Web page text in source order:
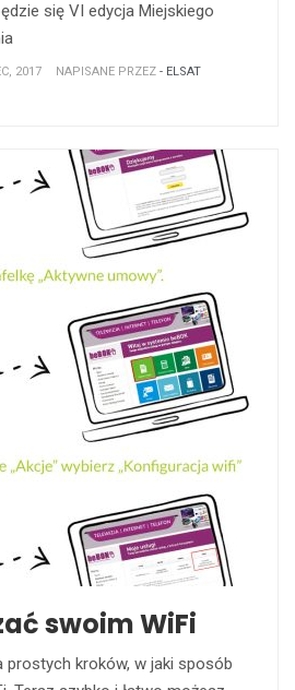
się VI edycja Miejskiego
2017 NAPISANE PRZEZ - ELSAT
swoim WiFi
prostych kroków, w jaki sposób